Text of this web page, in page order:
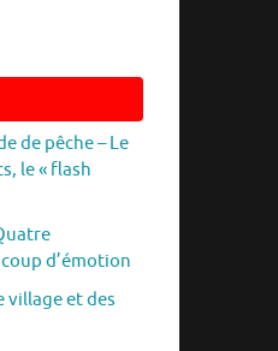
de pêche – Le
le « flash
d’émotion
village et des